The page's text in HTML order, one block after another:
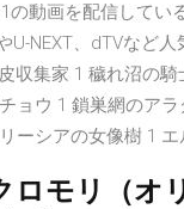
の動画を配信して
U-NEXT、dTVなど
収集家 1 穢れ沼の
ョウ 1 鎖巣網のア
ーシアの女像樹 1
ロモリ（オ